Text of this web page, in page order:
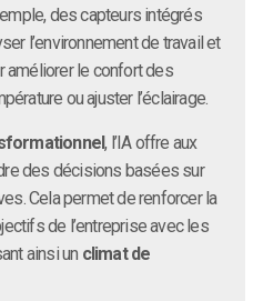
des capteurs intégrés
l’environnement de travail et
améliorer le confort des
ou ajuster l’éclairage.
, l’IA offre aux
des décisions basées sur
Cela permet de renforcer la
de l’entreprise avec les
ainsi un climat de